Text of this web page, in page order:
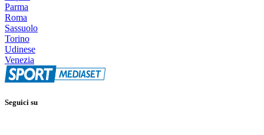
Parma
Roma
Sassuolo
Torino
Udinese
Venezia
Seguici su